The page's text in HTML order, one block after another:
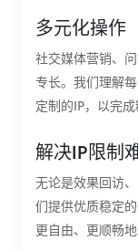
多元化操作
社交媒体营销、
专长。我们理解
定制的IP，以完成
解决IP限制
无论是效果回访
们提供优质稳定
更自由、更顺畅